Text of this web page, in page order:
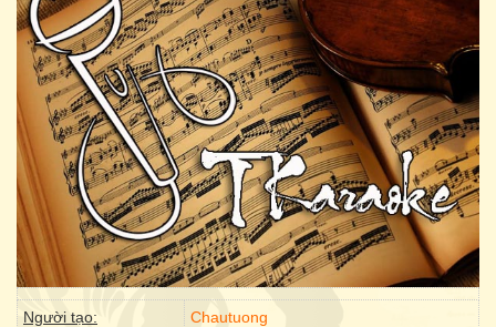
Người tạo:
Chautuong